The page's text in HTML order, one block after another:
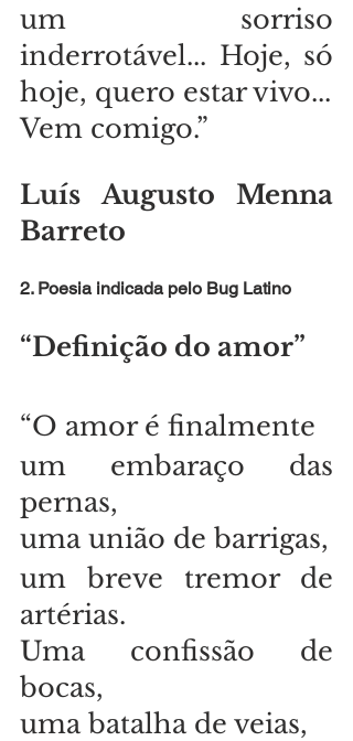
um sorriso
inderrotável... Hoje, só
hoje, quero estar vivo...
Vem comigo.”
Luís Augusto Menna
Barreto
2. Poesia indicada pelo Bug Latino
“Definição do amor”
“O amor é finalmente
um embaraço das
pernas,
uma união de barrigas,
um breve tremor de
artérias.
Uma confissão de
bocas,
uma batalha de veias,